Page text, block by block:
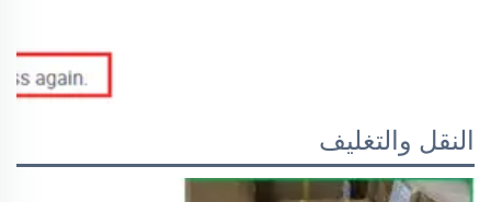
النقل والتغليف